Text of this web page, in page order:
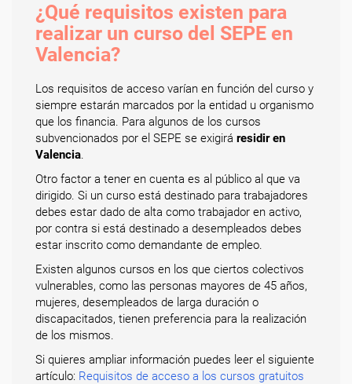
¿Qué requisitos existen para
realizar un curso del SEPE en
Valencia?
Los requisitos de acceso varían en función del curso y
siempre estarán marcados por la entidad u organismo
que los financia. Para algunos de los cursos
subvencionados por el SEPE se exigirá residir en
Valencia.
Otro factor a tener en cuenta es al público al que va
dirigido. Si un curso está destinado para trabajadores
debes estar dado de alta como trabajador en activo,
por contra si está destinado a desempleados debes
estar inscrito como demandante de empleo.
Existen algunos cursos en los que ciertos colectivos
vulnerables, como las personas mayores de 45 años,
mujeres, desempleados de larga duración o
discapacitados, tienen preferencia para la realización
de los mismos.
Si quieres ampliar información puedes leer el siguiente
artículo: Requisitos de acceso a los cursos gratuitos